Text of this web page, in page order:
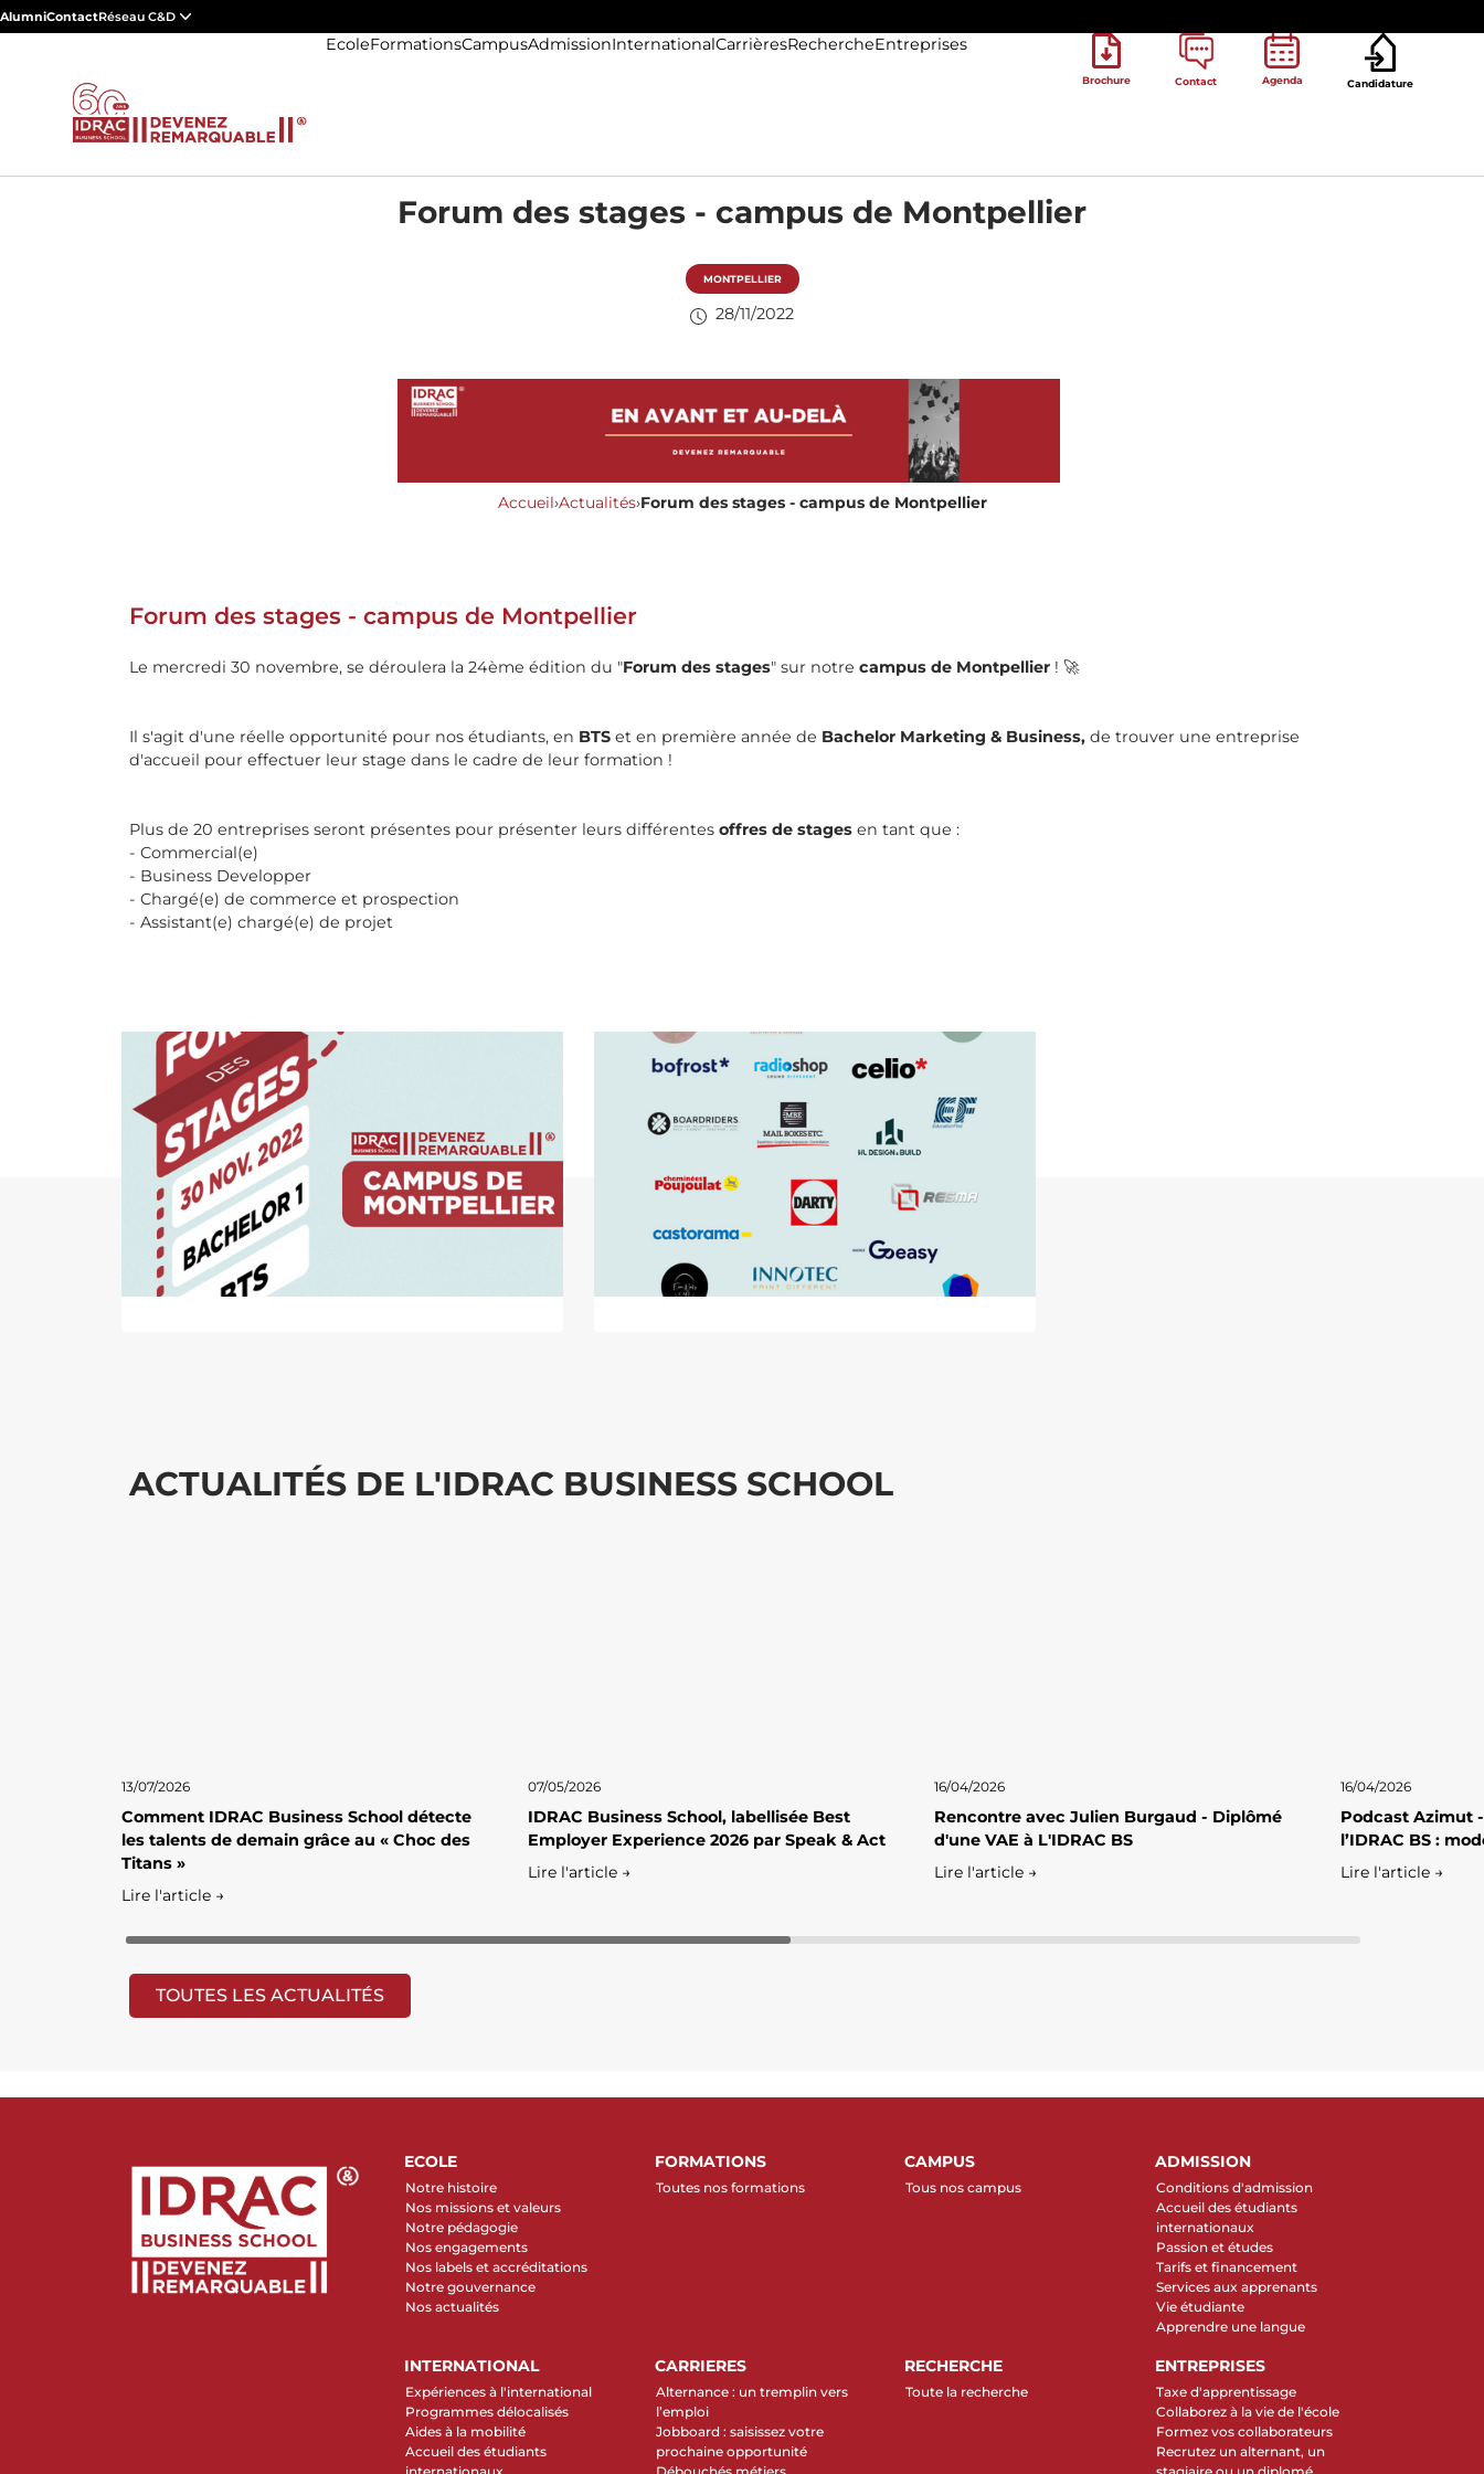
AlumniContactRéseau C&D
EcoleFormationsCampusAdmissionInternationalCarrièresRechercheEntreprises
Brochure Contact Agenda Candidature
Forum des stages - campus de Montpellier
MONTPELLIER
28/11/2022
Accueil›Actualités›Forum des stages - campus de Montpellier
Forum des stages - campus de Montpellier
Le mercredi 30 novembre, se déroulera la 24ème édition du "Forum des stages" sur notre campus de Montpellier ! 🚀
Il s'agit d'une réelle opportunité pour nos étudiants, en BTS et en première année de Bachelor Marketing & Business, de trouver une entreprise
d'accueil pour effectuer leur stage dans le cadre de leur formation !
Plus de 20 entreprises seront présentes pour présenter leurs différentes offres de stages en tant que :
- Commercial(e)
- Business Developper
- Chargé(e) de commerce et prospection
- Assistant(e) chargé(e) de projet
ACTUALITÉS DE L'IDRAC BUSINESS SCHOOL
13/07/2026
Comment IDRAC Business School détecte
les talents de demain grâce au « Choc des
Titans »
Lire l'article →
07/05/2026
IDRAC Business School, labellisée Best
Employer Experience 2026 par Speak & Act
Lire l'article →
16/04/2026
Rencontre avec Julien Burgaud - Diplômé
d'une VAE à L'IDRAC BS
Lire l'article →
16/04/2026
Podcast Azimut
l’IDRAC BS :
Lire l'article →
TOUTES LES ACTUALITÉS
ECOLE
Notre histoire
Nos missions et valeurs
Notre pédagogie
Nos engagements
Nos labels et accréditations
Notre gouvernance
Nos actualités
FORMATIONS
Toutes nos formations
CAMPUS
Tous nos campus
ADMISSION
Conditions d'admission
Accueil des étudiants
internationaux
Passion et études
Tarifs et financement
Services aux apprenants
Vie étudiante
Apprendre une langue
INTERNATIONAL
Expériences à l'international
Programmes délocalisés
Aides à la mobilité
Accueil des étudiants
CARRIERES
Alternance : un tremplin vers
l’emploi
Jobboard : saisissez votre
prochaine opportunité
RECHERCHE
Toute la recherche
ENTREPRISES
Taxe d'apprentissage
Collaborez à la vie de l'école
Formez vos collaborateurs
Recrutez un alternant, un